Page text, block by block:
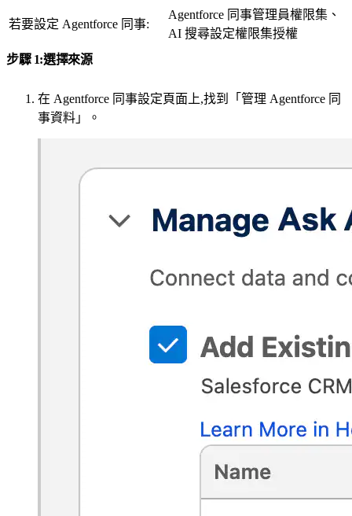
若要設定 Agentforce 同事:
Agentforce 同事管理員權限集、
AI 搜尋設定權限集授權
步驟 1:選擇來源
在 Agentforce 同事設定頁面上,找到「管理 Agentforce 同
事資料」。